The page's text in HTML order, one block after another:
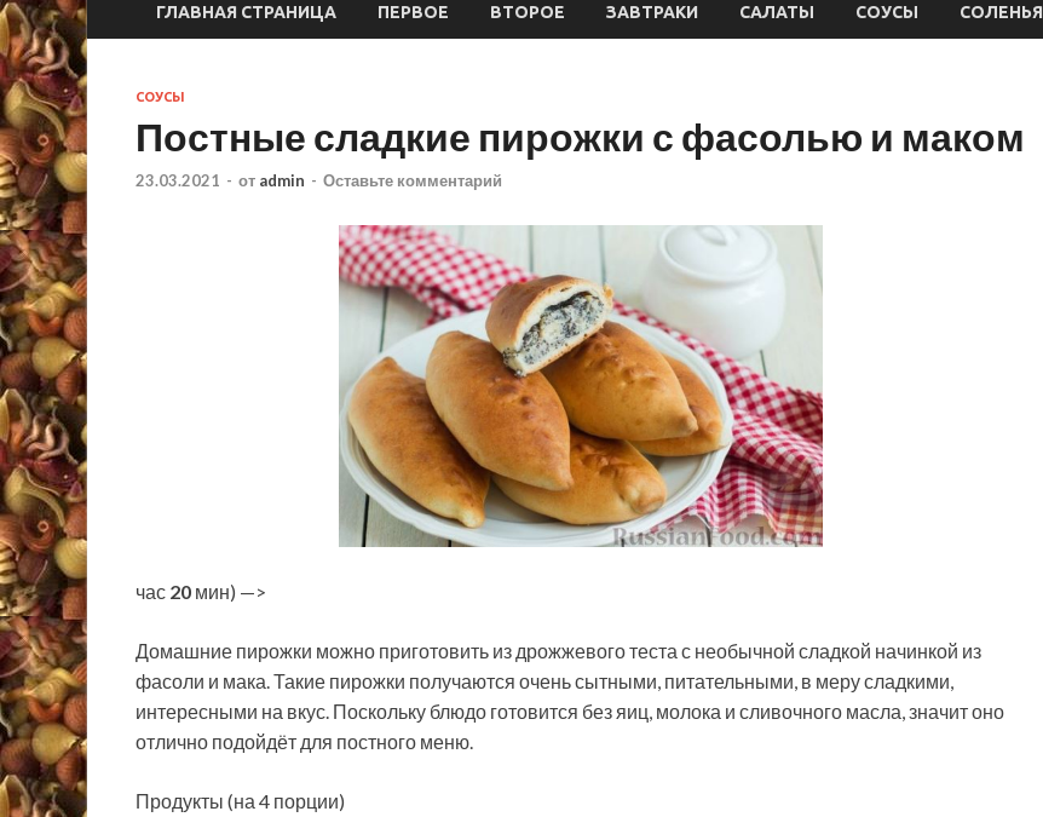
ГЛАВНАЯ СТРАНИЦА ПЕРВОЕ ВТОРОЕ ЗАВТРАКИ САЛАТЫ СОУСЫ СОЛЕНЬЯ
СОУСЫ
Постные сладкие пирожки с фасолью и маком
23.03.2021 - от admin - Оставьте комментарий
час 20 мин) —>
Домашние пирожки можно приготовить из дрожжевого теста с необычной сладкой начинкой из
фасоли и мака. Такие пирожки получаются очень сытными, питательными, в меру сладкими,
интересными на вкус. Поскольку блюдо готовится без яиц, молока и сливочного масла, значит оно
отлично подойдёт для постного меню.
Продукты (на 4 порции)